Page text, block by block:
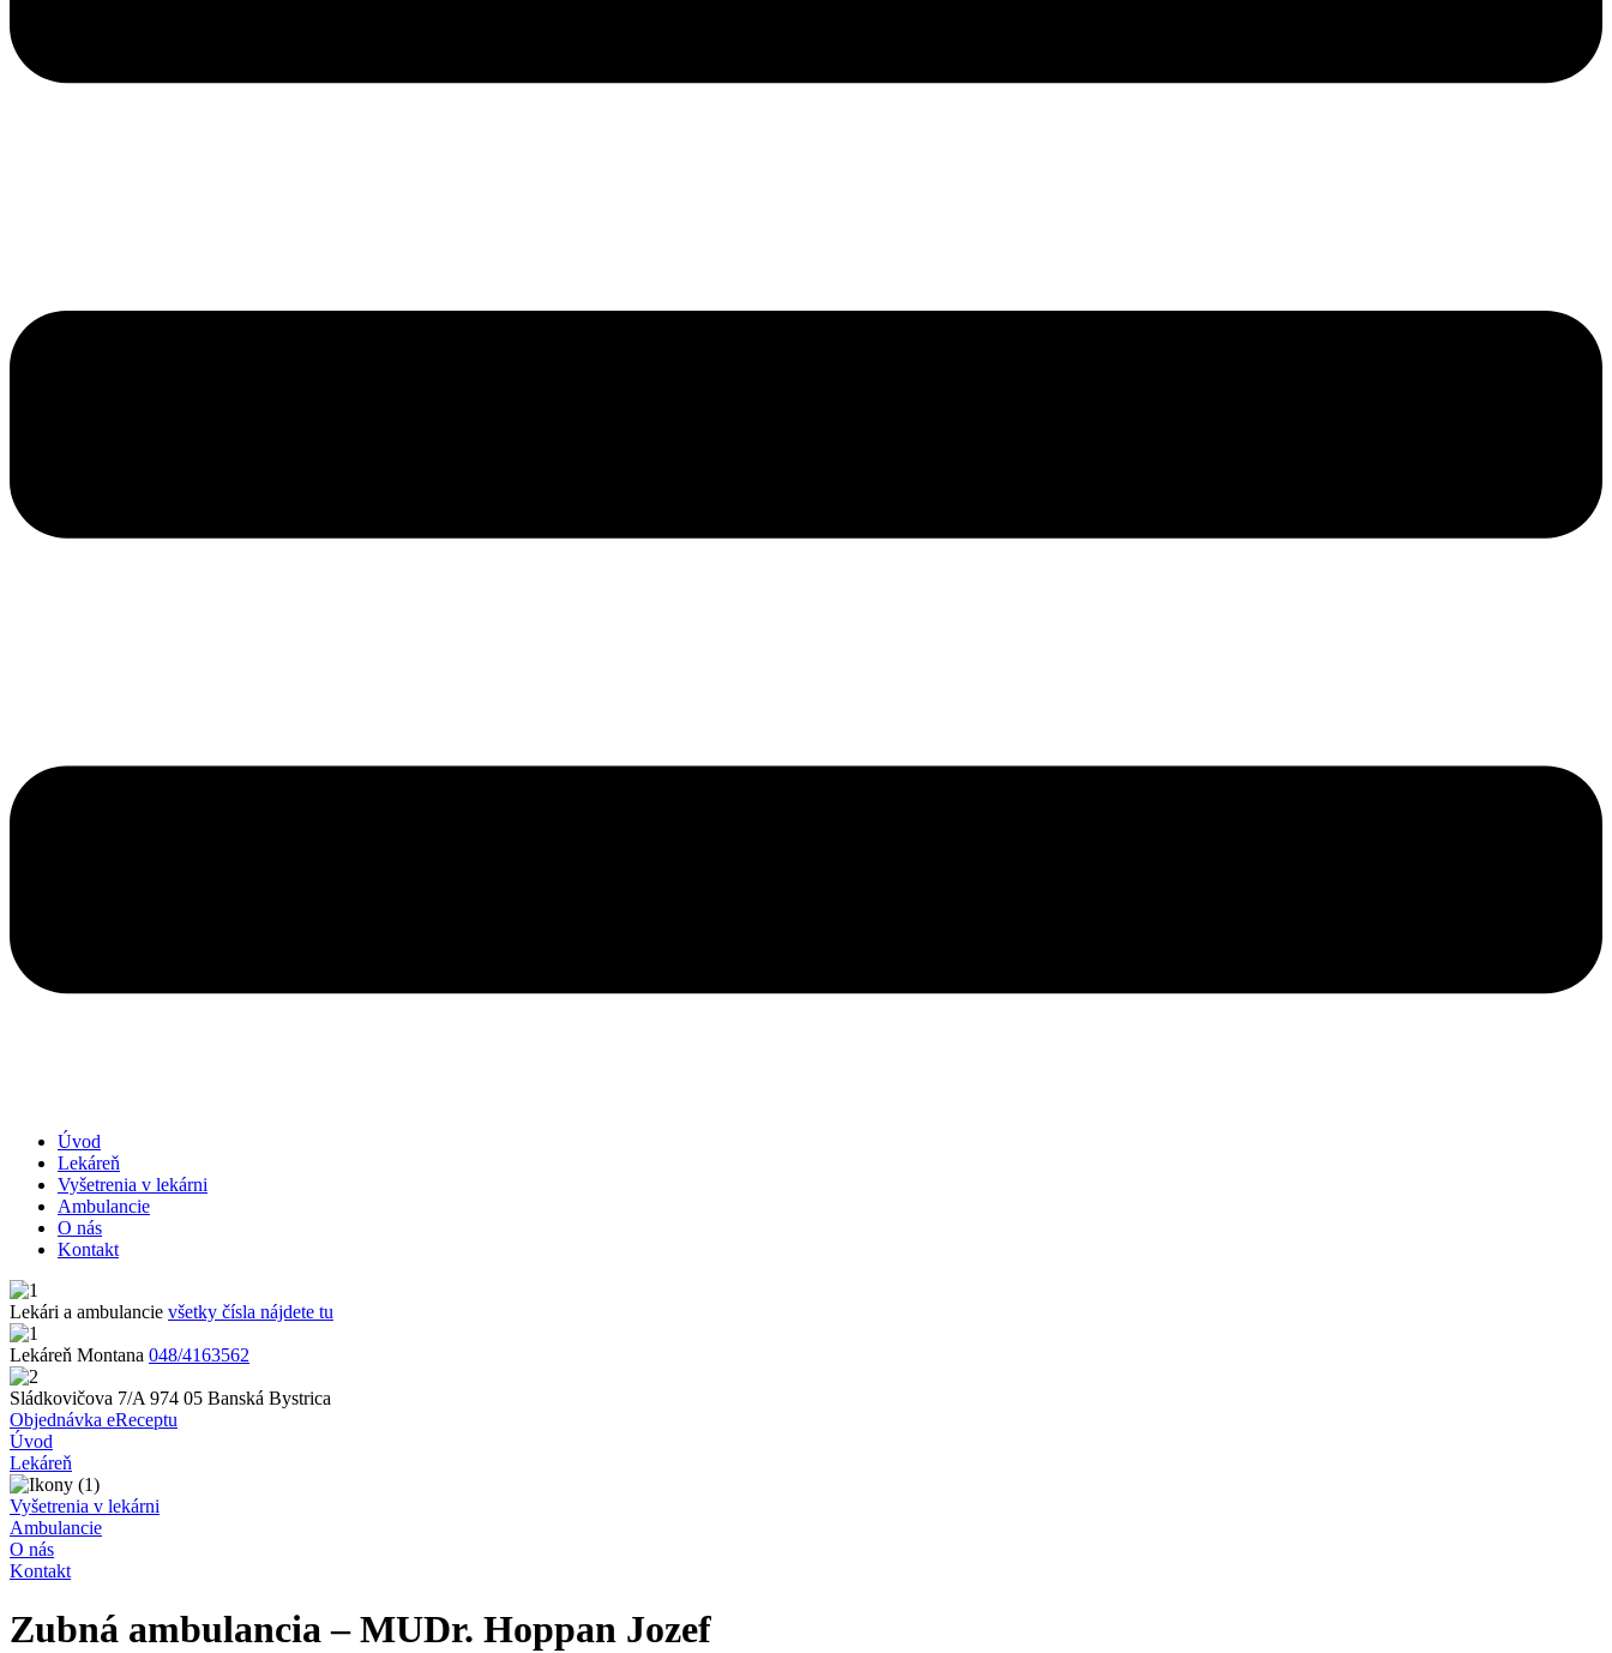
Úvod
Lekáreň
Vyšetrenia v lekárni
Ambulancie
O nás
Kontakt
Lekári a ambulancie všetky čísla nájdete tu
Lekáreň Montana 048/4163562
Sládkovičova 7/A 974 05 Banská Bystrica
Objednávka eReceptu
Úvod
Lekáreň
Vyšetrenia v lekárni
Ambulancie
O nás
Kontakt
Zubná ambulancia – MUDr. Hoppan Jozef​